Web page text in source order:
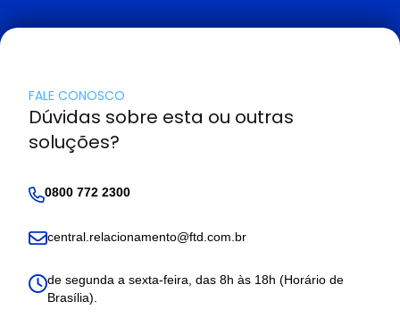
FALE CONOSCO
Dúvidas sobre esta ou outras
soluções?
0800 772 2300
central.relacionamento@ftd.com.br
de segunda a sexta-feira, das 8h às 18h (Horário de
Brasília).